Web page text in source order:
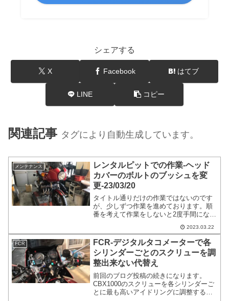
シェアする
X Facebook はてブ
LINE コピー
関連記事 タグにより自動生成しています。
メンテナンス
レンタルピットでの作業-ヘッド
カバーのボルトのブッシュを変
更-23/03/20
タイトル通りだけの作業ではないのです
が、少しずつ作業を進めております。順
番を考えて作業をしないと2度手間になる
ておりません。オイルを交換するのでオ
イルをにいた時にしかできない作業もや
る予定です。
2023.03.22
FCR
FCR-デジタルタコメーターで各
シリンダーごとのスクリューを調
整出来ない代替え
前回のブログ投稿の続きになります。
CBX1000のスクリューを各シリンダーご
とに最も高いアイドリングに調整すると